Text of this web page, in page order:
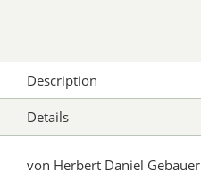
Description
Details
von Herbert Daniel Gebauer